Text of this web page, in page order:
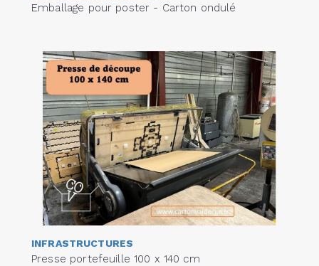
Emballage pour poster - Carton ondulé
INFRASTRUCTURES
Presse portefeuille 100 x 140 cm